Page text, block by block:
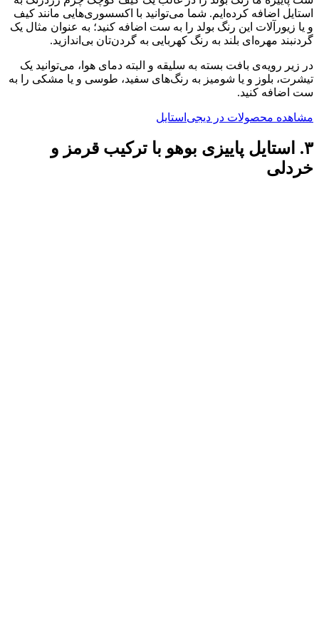
استایل اضافه کرده‌ایم. شما می‌توانید با اکسسوری‌هایی مانند کیف
و یا زیورآلات این رنگ بولد را به ست اضافه کنید؛ به عنوان مثال یک
گردنبند مهره‌ای بلند به رنگ کهربایی به گردن‌تان بی‌اندازید.
در زیر رویه‌ی بافت بسته به سلیقه و البته دمای هوا، می‌توانید یک
تیشرت، بلوز و یا شومیز به رنگ‌های سفید، طوسی و یا مشکی را به
ست اضافه کنید.
مشاهده محصولات در دیجی‌استایل
۳. استایل پاییزی بوهو با ترکیب قرمز و
خردلی